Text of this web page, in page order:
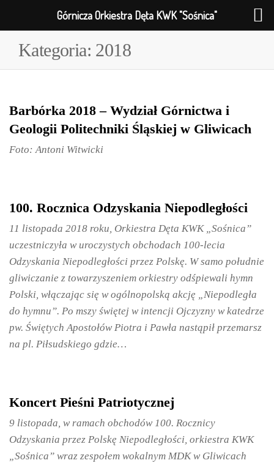
Kategoria: 2018
Barbórka 2018 – Wydział Górnictwa i
Geologii Politechniki Śląskiej w Gliwicach
Foto: Antoni Witwicki
100. Rocznica Odzyskania Niepodległości
11 listopada 2018 roku, Orkiestra Dęta KWK „Sośnica”
uczestniczyła w uroczystych obchodach 100-lecia
Odzyskania Niepodległości przez Polskę. W samo południe
gliwiczanie z towarzyszeniem orkiestry odśpiewali hymn
Polski, włączając się w ogólnopolską akcję „Niepodległa
do hymnu”. Po mszy świętej w intencji Ojczyzny w katedrze
pw. Świętych Apostołów Piotra i Pawła nastąpił przemarsz
na pl. Piłsudskiego gdzie…
Koncert Pieśni Patriotycznej
9 listopada, w ramach obchodów 100. Rocznicy
Odzyskania przez Polskę Niepodległości, orkiestra KWK
„Sośnica” wraz zespołem wokalnym MDK w Gliwicach
Górnicza Orkiestra Dęta KWK "Sośnica"